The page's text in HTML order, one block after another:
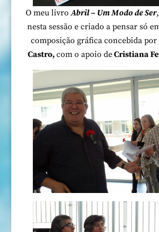
O meu livroAbril – Um Modo de Ser
nesta sessão e criado a pensar só
composição gráfica concebida por
Castro,com o apoio deCristiana